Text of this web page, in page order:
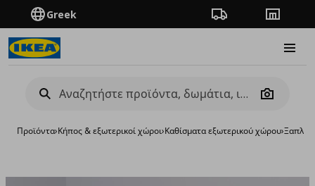
Greek Πορεία παραγγελίας
Camera
Προϊόντα›Κήπος & εξωτερικοί χώροι›Καθίσματα εξωτερικού χώρου›